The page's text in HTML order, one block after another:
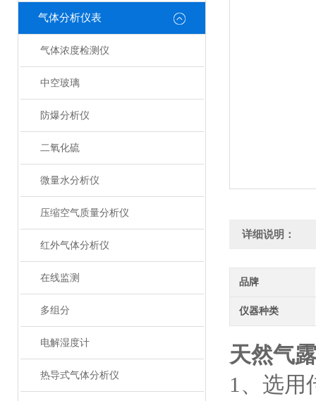
气体分析仪表
气体浓度检测仪
中空玻璃
防爆分析仪
二氧化硫
微量水分析仪
压缩空气质量分析仪
红外气体分析仪
在线监测
多组分
电解湿度计
热导式气体分析仪
详细说明：
品牌
仪器种类
天然气
1、选用